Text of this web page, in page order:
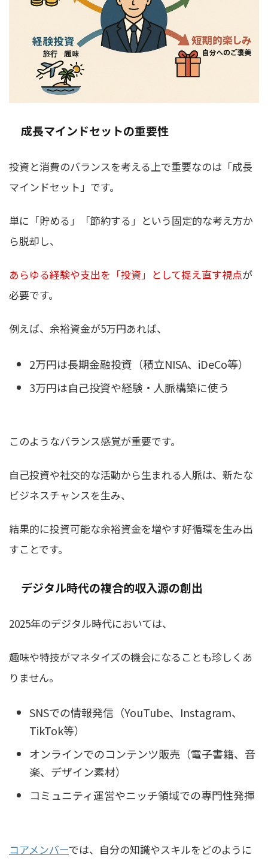
成長マインドセットの重要性
投資と消費のバランスを考える上で重要なのは「成長
マインドセット」です。
単に「貯める」「節約する」という固定的な考え方か
ら脱却し、
あらゆる経験や支出を「投資」として捉え直す視点が
必要です。
例えば、余裕資金が5万円あれば、
2万円は長期金融投資（積立NISA、iDeCo等）
3万円は自己投資や経験・人脈構築に使う
このようなバランス感覚が重要です。
自己投資や社交的な活動から生まれる人脈は、新たな
ビジネスチャンスを生み、
結果的に投資可能な余裕資金を増やす好循環を生み出
すことです。
デジタル時代の複合的収入源の創出
2025年のデジタル時代においては、
趣味や特技がマネタイズの機会になることも珍しくあ
りません。
SNSでの情報発信（YouTube、Instagram、
TikTok等）
オンラインでのコンテンツ販売（電子書籍、音
楽、デザイン素材）
コミュニティ運営やニッチ領域での専門性発揮
コアメンバーでは、自分の知識やスキルをどのように